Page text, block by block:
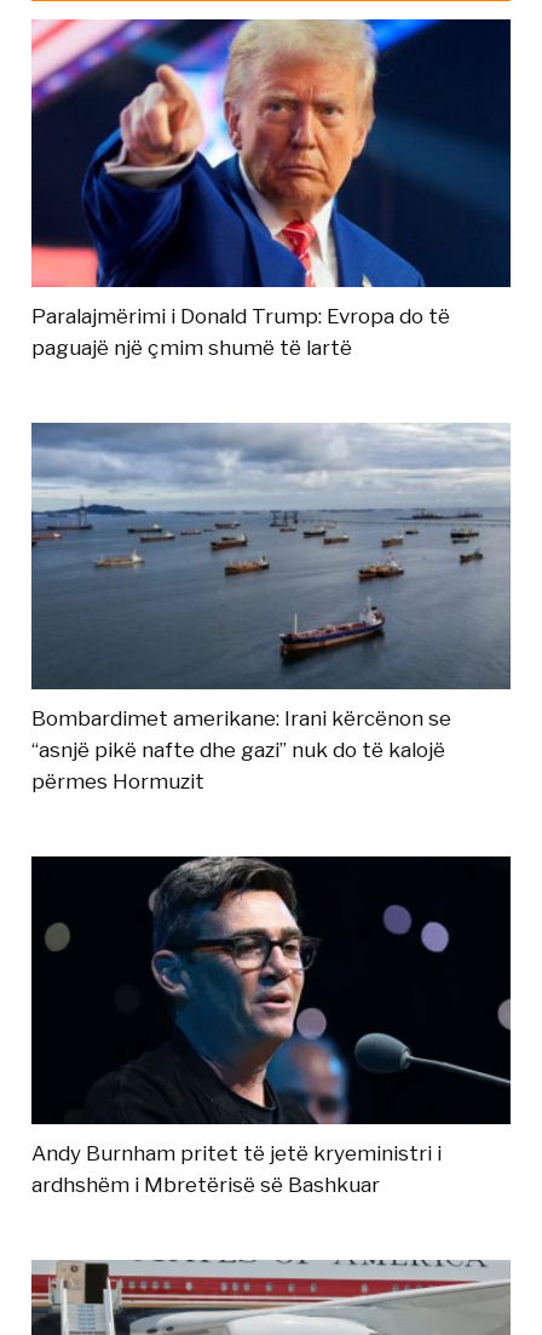
Paralajmërimi i Donald Trump: Evropa do të
paguajë një çmim shumë të lartë
Bombardimet amerikane: Irani kërcënon se
“asnjë pikë nafte dhe gazi” nuk do të kalojë
përmes Hormuzit
Andy Burnham pritet të jetë kryeministri i
ardhshëm i Mbretërisë së Bashkuar